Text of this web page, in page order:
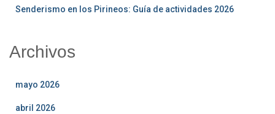
Senderismo en los Pirineos: Guía de actividades 2026
Archivos
mayo 2026
abril 2026